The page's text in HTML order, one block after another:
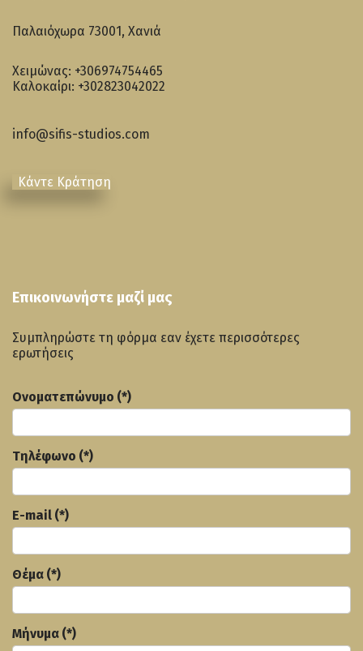
Παλαιόχωρα 73001, Χανιά
Χειμώνας: +306974754465
Καλοκαίρι: +302823042022
info@sifis-studios.com
Κάντε Κράτηση
Επικοινωνήστε μαζί μας
Συμπληρώστε τη φόρμα εαν έχετε περισσότερες
ερωτήσεις
Ονοματεπώνυμο (*)
Τηλέφωνο (*)
E-mail (*)
Θέμα (*)
Μήνυμα (*)